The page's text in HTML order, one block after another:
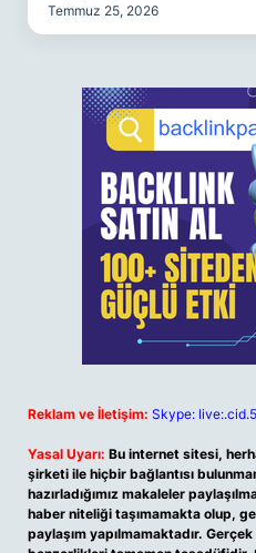
Temmuz 25, 2026
Reklam ve İletişim: Skype:
Yasal Uyarı: Bu internet sitesi,
şirketi ile hiçbir bağlantısı
hazırladığımız makaleler
haber niteliği taşımamakta olup,
paylaşım yapılmamaktadır.